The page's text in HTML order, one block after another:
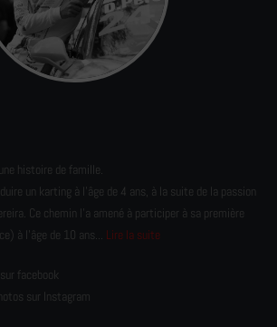
histoire de famille.
un karting à l’âge de 4 ans, à la suite de la passion
Ce chemin l'a amené à participer à sa première
à l'âge de 10 ans... Lire la suite
facebook
sur Instagram